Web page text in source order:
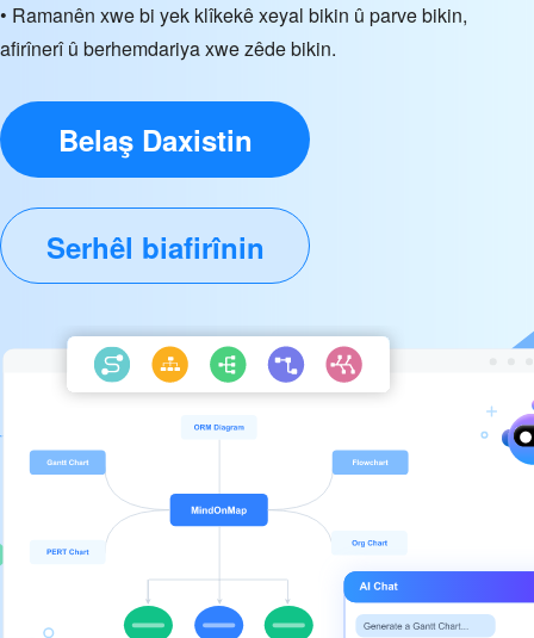
• Ramanên xwe bi yek klîkekê xeyal bikin û parve bikin,
afirînerî û berhemdariya xwe zêde bikin.
Belaş Daxistin
Serhêl biafirînin